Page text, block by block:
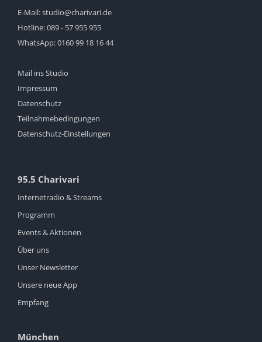
E-Mail:studio@charivari.de
Hotline:089 - 57 955 955
WhatsApp:0160 99 18 16 44
Mail ins Studio
Impressum
Datenschutz
Teilnahmebedingungen
Datenschutz-Einstellungen
95.5 Charivari
Internetradio & Streams
Programm
Events & Aktionen
Über uns
Unser Newsletter
Unsere neue App
Empfang
München